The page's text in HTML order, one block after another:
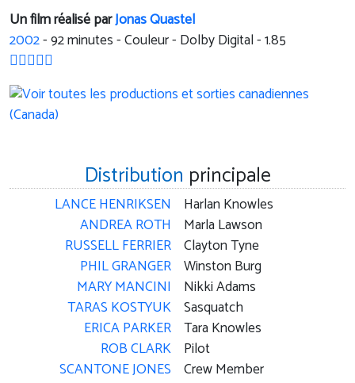
Un film réalisé parJonas Quastel
2002-92minutes - Couleur - Dolby Digital - 1.85
Distribution principale
LANCE HENRIKSEN
ANDREA ROTH
RUSSELL FERRIER
PHIL GRANGER
MARY MANCINI
TARAS KOSTYUK
ERICA PARKER
ROB CLARK
SCANTONE JONES
Harlan Knowles
Marla Lawson
Clayton Tyne
Winston Burg
Nikki Adams
Sasquatch
Tara Knowles
Pilot
Crew Member